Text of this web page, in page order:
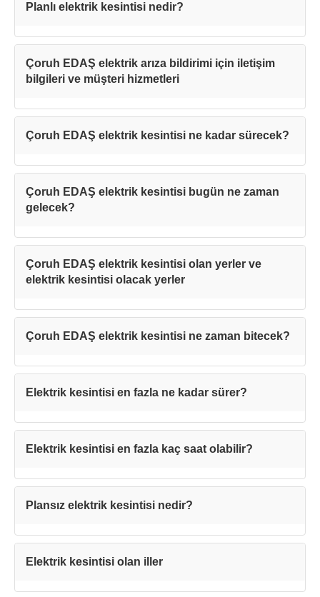
Planlı elektrik kesintisi nedir?
Çoruh EDAŞ elektrik arıza bildirimi için iletişim
bilgileri ve müşteri hizmetleri
Çoruh EDAŞ elektrik kesintisi ne kadar sürecek?
Çoruh EDAŞ elektrik kesintisi bugün ne zaman
gelecek?
Çoruh EDAŞ elektrik kesintisi olan yerler ve
elektrik kesintisi olacak yerler
Çoruh EDAŞ elektrik kesintisi ne zaman bitecek?
Elektrik kesintisi en fazla ne kadar sürer?
Elektrik kesintisi en fazla kaç saat olabilir?
Plansız elektrik kesintisi nedir?
Elektrik kesintisi olan iller
Teşekkürler!
sürede sizinle iletişime geçilecektir.
Kapat